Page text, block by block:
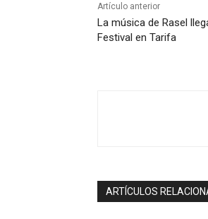
Artículo anterior
La música de Rasel
Festival en Tarifa
ARTÍCULOS